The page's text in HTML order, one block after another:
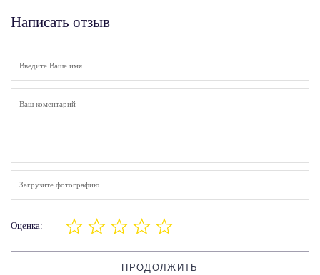
Написать отзыв
Загрузите фотографию
Оценка:
ПРОДОЛЖИТЬ